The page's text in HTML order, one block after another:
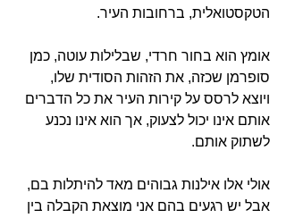
הטקסטואלית, ברחובות העיר.
אומץ הוא בחור חרדי, שבלילות עוטה, כמן
סופרמן שכזה, את הזהות הסודית שלו,
ויוצא לרסס על קירות העיר את כל הדברים
אותם אינו יכול לצעוק, אך הוא אינו נכנע
לשתוק אותם.
אולי אלו אילנות גבוהים מאד להיתלות בם,
אבל יש רגעים בהם אני מוצאת הקבלה בין